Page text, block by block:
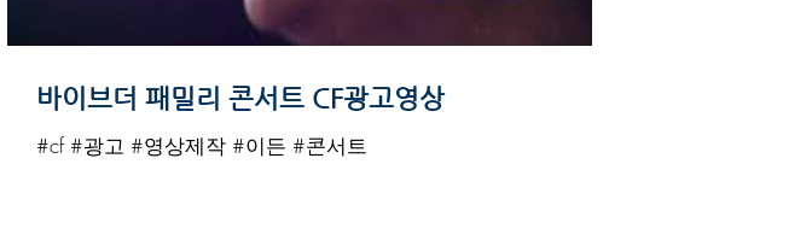
바이브더 패밀리 콘서트 CF광고영상
#cf #광고 #영상제작 #이든 #콘서트